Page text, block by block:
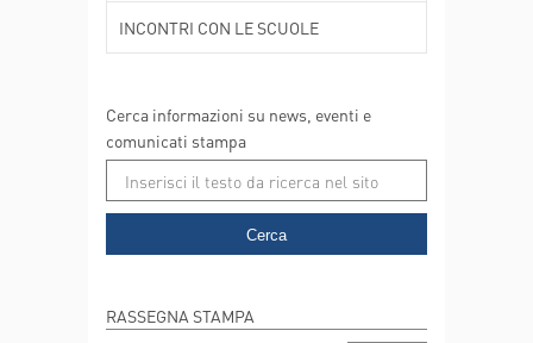
INCONTRI CON LE SCUOLE
Cerca informazioni su news, eventi e
comunicati stampa
Cerca
RASSEGNA STAMPA